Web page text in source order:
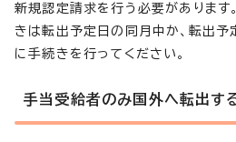
新規認定請求を行う必要があります
きは転出予定日の同月中か、転出
に手続きを行ってください。
手当受給者のみ国外へ転出す